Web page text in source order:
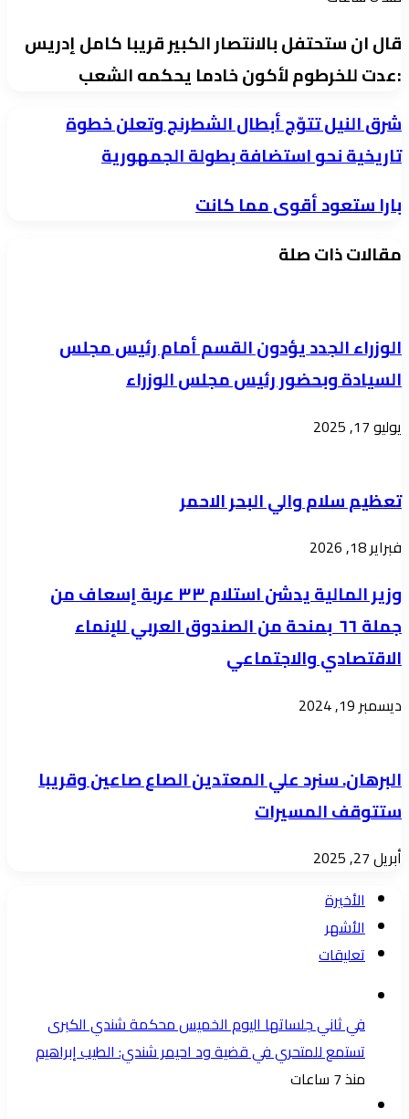
قال ان ستحتفل بالانتصار الكبير قريبا كامل إدريس
:عدت للخرطوم لأكون خادما يحكمه الشعب
شرق
النيل
تتوّج
أبطال
وتعلن
نحو
استضافة
بطولة
الجمهورية
شرق النيل تتوّج أبطال الشطرنج وتعلن خطوة
تاريخية نحو استضافة بطولة الجمهورية
بارا
أقوى
بارا ستعود أقوى مما كانت
مقالات ذات صلة
الوزراء الجدد يؤدون القسم أمام رئيس مجلس
السيادة وبحضور رئيس مجلس الوزراء
يوليو 17, 2025
تعظيم سلام والي البحر الاحمر
فبراير 18, 2026
وزير المالية يدشن استلام ٣٣ عربة إسعاف من
جملة ٦٦ بمنحة من الصندوق العربي للإنماء
الاقتصادي والاجتماعي
ديسمبر 19, 2024
البرهان. سنرد علي المعتدين الصاع صاعين وقريبا
ستتوقف المسيرات
أبريل 27, 2025
الأخيرة
الأشهر
تعليقات
في ثاني جلساتها اليوم الخميس محكمة شندي الكبرى
تستمع للمتحري في قضية ود احيمر شندي: الطيب إبراهيم
منذ 7 ساعات